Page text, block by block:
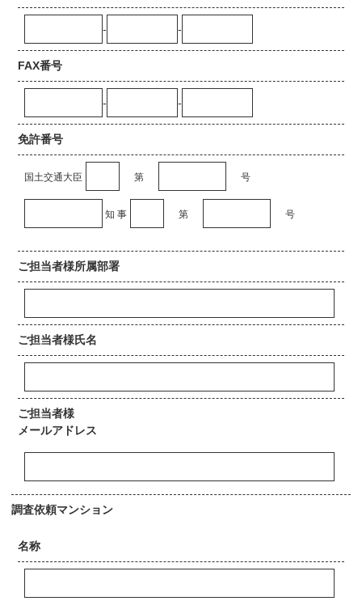
- -
FAX番号
- -
免許番号
国土交通大臣 第 号
知 事 第 号
ご担当者様所属部署
ご担当者様氏名
ご担当者様
メールアドレス
調査依頼マンション
名称